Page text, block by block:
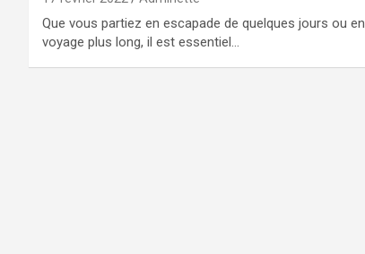
Que vous partiez en escapade de quelques jours ou en
voyage plus long, il est essentiel…